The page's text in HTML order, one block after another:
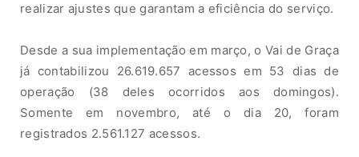
realizar ajustes quegarantam a eficiênciado serviço.
Desde a sua implementação em março,oVai de Graça
já contabilizou 26.619.657 acessos em 53 dias de
operação (38 deles ocorridos aos domingos).
Somenteem novembro, até o dia 20, foram
registrados 2.561.127 acessos.